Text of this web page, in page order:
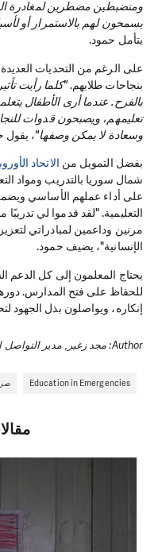
ومنضبطين مضطرين لمغادرة
يسمحون لهم بالاستمرار أو
يتأمل حمود.
على الرغم من التحديات
بنجاحات طلابهم."كلما رأيت
بالفرح. عندما أرى الأطفال
تعليمهم، ويصبحون قدوات
وسعادة لا يمكن وصفها"، يقول
بفضل التمويل من الاتحاد
شمال سوريا بالتدريب ومواد
على أداء عملهم الأساسي
التعليمية. "لقد قدموا لي تدريبًا
مرنين وداعمين لمبادراتي
الإنسانية"، يضيف حمود.
يحتاج المعلمون إلى كل الدعم
للحفاظ على فتح المدارس.
إنكاره، ويواصلون بذل الجهود
Author: مجد زغير, مدير التواصل الإقليمي لشمال شرق سوريا والعراق
Education in Emergencies